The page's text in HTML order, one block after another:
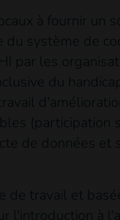
à fournir un
système de
par les
du
(participation
de données et
de travail et
l'introduction à